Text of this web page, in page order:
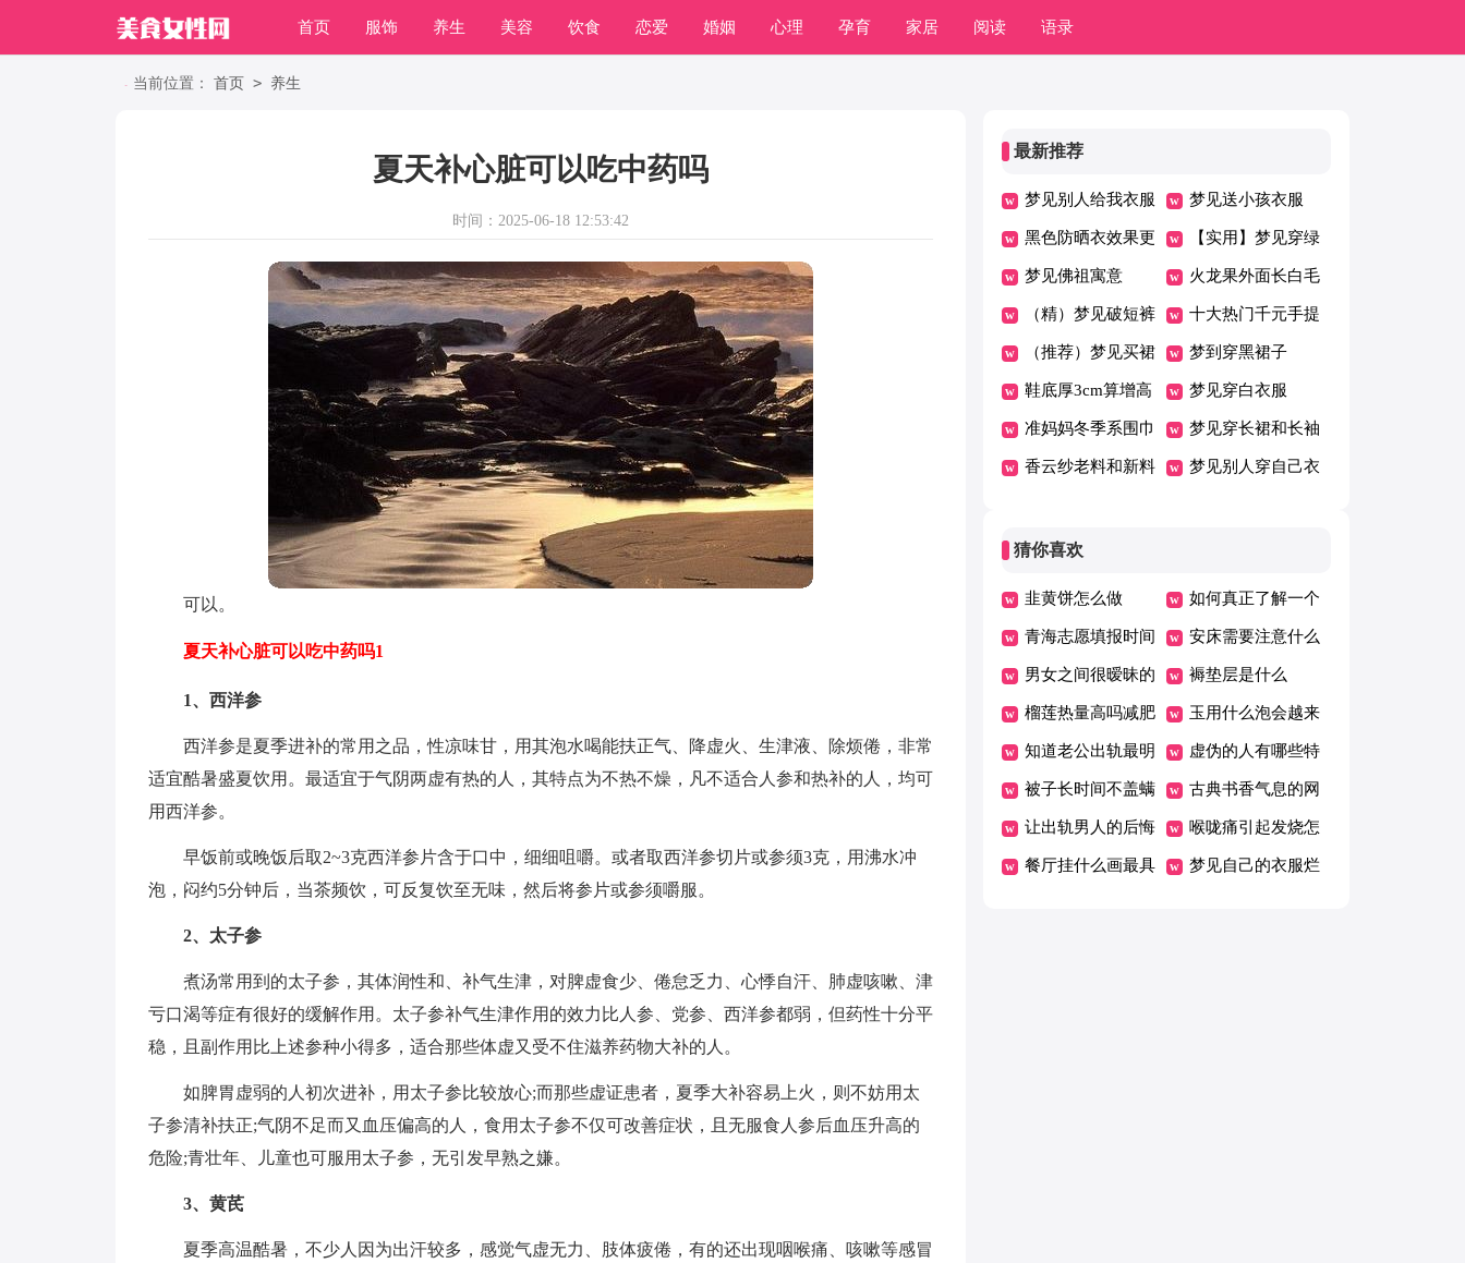
首页 服饰 养生 美容 饮食 恋爱 婚姻 心理 孕育 家居 阅读 语录
职场
当前位置： 首页 > 养生
夏天补心脏可以吃中药吗
时间：2025-06-18 12:53:42
可以。
夏天补心脏可以吃中药吗1
1、西洋参
西洋参是夏季进补的常用之品，性凉味甘，用其泡水喝能扶正气、降虚火、生津液、除烦倦，非常
适宜酷暑盛夏饮用。最适宜于气阴两虚有热的人，其特点为不热不燥，凡不适合人参和热补的人，均可
用西洋参。
早饭前或晚饭后取2~3克西洋参片含于口中，细细咀嚼。或者取西洋参切片或参须3克，用沸水冲
泡，闷约5分钟后，当茶频饮，可反复饮至无味，然后将参片或参须嚼服。
2、太子参
煮汤常用到的太子参，其体润性和、补气生津，对脾虚食少、倦怠乏力、心悸自汗、肺虚咳嗽、津
亏口渴等症有很好的缓解作用。太子参补气生津作用的效力比人参、党参、西洋参都弱，但药性十分平
稳，且副作用比上述参种小得多，适合那些体虚又受不住滋养药物大补的人。
如脾胃虚弱的人初次进补，用太子参比较放心;而那些虚证患者，夏季大补容易上火，则不妨用太
子参清补扶正;气阴不足而又血压偏高的人，食用太子参不仅可改善症状，且无服食人参后血压升高的
危险;青壮年、儿童也可服用太子参，无引发早熟之嫌。
3、黄芪
夏季高温酷暑，不少人因为出汗较多，感觉气虚无力、肢体疲倦，有的还出现咽喉痛、咳嗽等感冒
最新推荐
梦见别人给我衣服 梦见送小孩衣服
黑色防晒衣效果更
好吗
【实用】梦见穿绿
裙子
梦见佛祖寓意 火龙果外面长白毛
了还能吃吗
（精）梦见破短裤 十大热门千元手提
包排行榜
（推荐）梦见买裙
子
梦到穿黑裙子
鞋底厚3cm算增高
鞋吗
梦见穿白衣服
准妈妈冬季系围巾
有讲究
梦见穿长裙和长袖
衣服
香云纱老料和新料 梦见别人穿自己衣
猜你喜欢
韭黄饼怎么做 如何真正了解一个
人
青海志愿填报时间
几月几号
安床需要注意什么
男女之间很暧昧的
表现
褥垫层是什么
榴莲热量高吗减肥
能吃吗
玉用什么泡会越来
越透
知道老公出轨最明
智的选择是什么
虚伪的人有哪些特
征
被子长时间不盖螨
虫会死吗
古典书香气息的网
名
让出轨男人的后悔
的方法
喉咙痛引起发烧怎
么办
餐厅挂什么画最具 梦见自己的衣服烂